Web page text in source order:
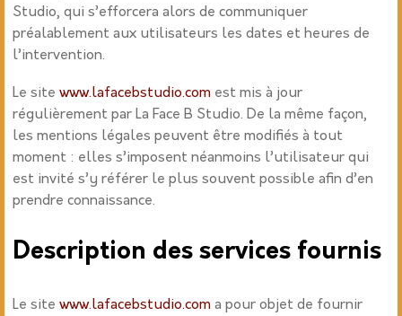
Studio, qui s’efforcera alors de communiquer
préalablement aux utilisateurs les dates et heures de
l’intervention.
Le site www.lafacebstudio.comest mis à jour
régulièrement par La Face B Studio. De la même façon,
les mentions légales peuvent être modifiés à tout
moment : elles s’imposent néanmoins l’utilisateur qui
est invité s’y référer le plus souvent possible afin d’en
prendre connaissance.
Description des services fournis
Le site www.lafacebstudio.coma pour objet de fournir